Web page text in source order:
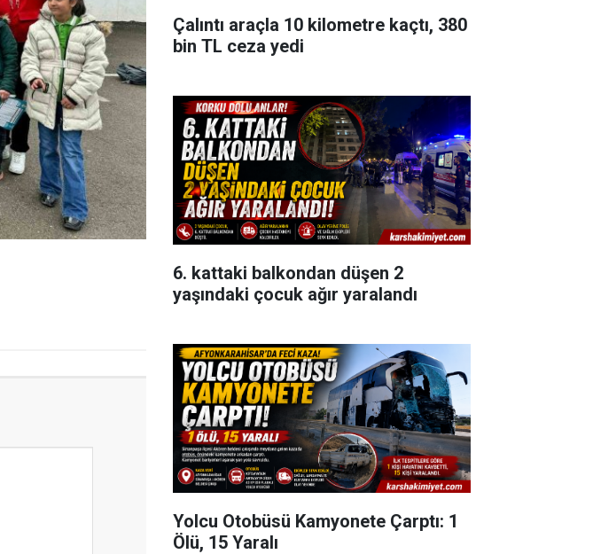
Çalıntı araçla 10 kilometre kaçtı, 380
bin TL ceza yedi
6. kattaki balkondan düşen 2
yaşındaki çocuk ağır yaralandı
Yolcu Otobüsü Kamyonete Çarptı: 1
Ölü, 15 Yaralı